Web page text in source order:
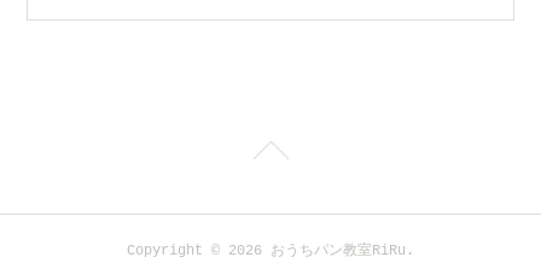
Copyright © 2026 おうちパン教室RiRu .